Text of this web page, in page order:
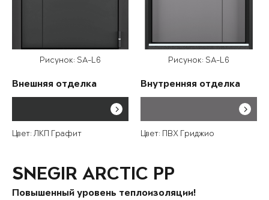
Рисунок: SA-L6
Внешняя отделка
Цвет: ЛКП Графит
Рисунок: SA-L6
Внутренняя отделка
Цвет: ПВХ Гриджио
SNEGIR ARCTIC PP
Повышенный уровень теплоизоляции!